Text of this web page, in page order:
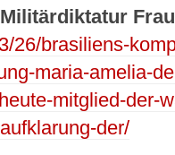
26/brasiliens-
maria-amelia-
mitglied-der-
der/